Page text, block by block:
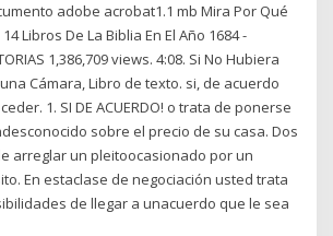
adobe acrobat1.1 mb Mira Por Qué
Libros De La Biblia En El Año 1684 -
1,386,709 views. 4:08. Si No Hubiera
Cámara, Libro de texto. si, de acuerdo
1. SI DE ACUERDO! o trata de ponerse
sobre el precio de su casa. Dos
arreglar un pleitoocasionado por un
En estaclase de negociación usted trata
de llegar a unacuerdo que le sea